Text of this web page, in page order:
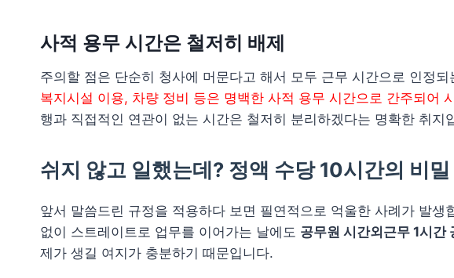
사적 용무 시간은 철저히 배제
주의할 점은 단순히 청사에 머문다고 해서 모두 근무 시간으로 인정
복지시설 이용, 차량 정비 등은 명백한 사적 용무 시간으로 간주되어
행과 직접적인 연관이 없는 시간은 철저히 분리하겠다는 명확한 취지
쉬지 않고 일했는데? 정액 수당 10시간의 비밀
앞서 말씀드린 규정을 적용하다 보면 필연적으로 억울한 사례가 발
없이 스트레이트로 업무를 이어가는 날에도 공무원 시간외근무 1시간
제가 생길 여지가 충분하기 때문입니다.